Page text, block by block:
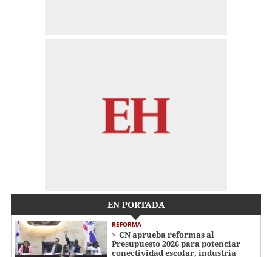
EN PORTADA
REFORMA
CN aprueba reformas al
Presupuesto 2026 para potenciar
conectividad escolar, industria